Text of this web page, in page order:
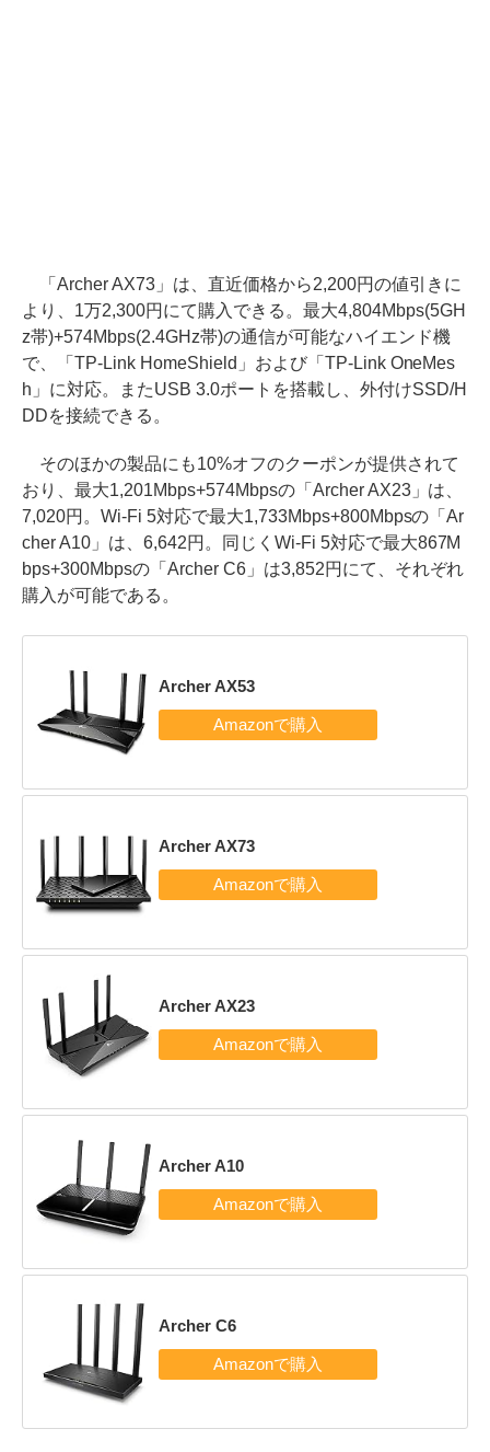
「Archer AX73」は、直近価格から2,200円の値引きに
より、1万2,300円にて購入できる。最大4,804Mbps(5GH
z帯)+574Mbps(2.4GHz帯)の通信が可能なハイエンド機
で、「TP-Link HomeShield」および「TP-Link OneMes
h」に対応。またUSB 3.0ポートを搭載し、外付けSSD/H
DDを接続できる。
そのほかの製品にも10%オフのクーポンが提供されて
おり、最大1,201Mbps+574Mbpsの「Archer AX23」は、
7,020円。Wi-Fi 5対応で最大1,733Mbps+800Mbpsの「Ar
cher A10」は、6,642円。同じくWi-Fi 5対応で最大867M
bps+300Mbpsの「Archer C6」は3,852円にて、それぞれ
購入が可能である。
Archer AX53
Archer AX73
Archer AX23
Archer A10
Archer C6